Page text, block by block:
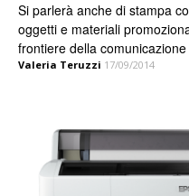
Si parlerà anche di stampa
oggetti e materiali
frontiere della
Valeria Teruzzi 17/09/2014